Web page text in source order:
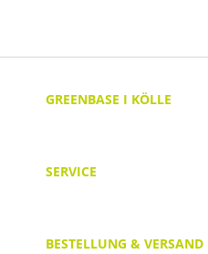
GREENBASE I KÖLLE
SERVICE
BESTELLUNG & VERSAND